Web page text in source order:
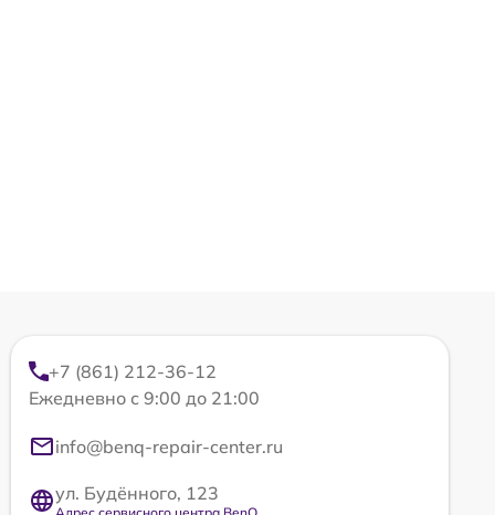
+7 (861) 212-36-12
Ежедневно с 9:00 до 21:00
info@benq-repair-center.ru
ул. Будённого, 123